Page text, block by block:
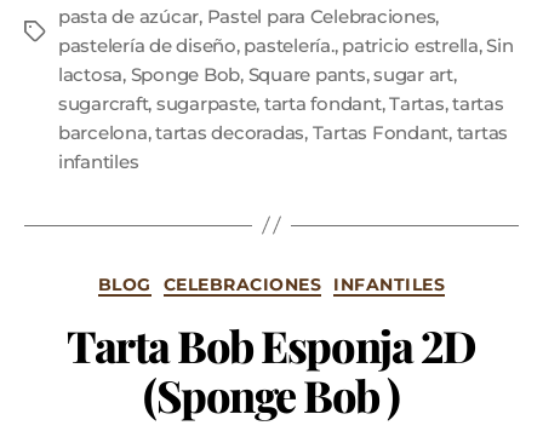
pasta de azúcar, Pastel para Celebraciones,
pastelería de diseño, pastelería., patricio estrella,Sin
lactosa, Sponge Bob, Square pants,sugar art,
sugarcraft, sugarpaste, tarta fondant,Tartas,tartas
barcelona,tartas decoradas, Tartas Fondant, tartas
infantiles
BLOG CELEBRACIONES INFANTILES
Tarta Bob Esponja 2D
(Sponge Bob )